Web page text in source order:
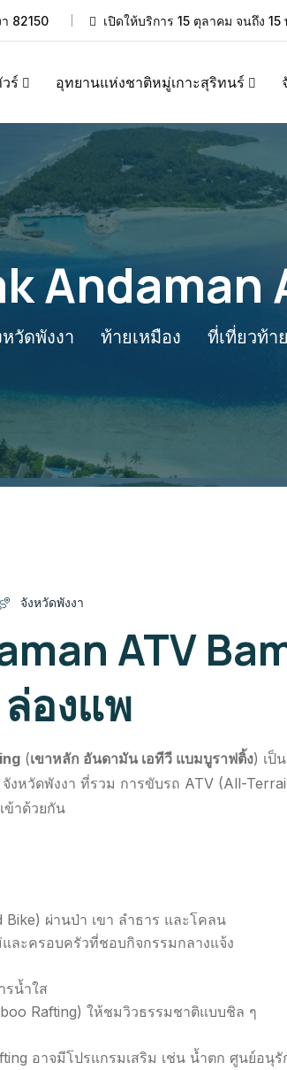
82150 เปิดให้บริการ 15 ตุลาคม จนถึง
ร์ อุทยานแห่งชาติหมู่เกาะสุริทนร์
Andaman
หวัดพังงา ท้ายเหมือง ที่เที่ยวท้า
จังหวัดพังงา
ATV
องแพ
(เขาหลัก อันดามัน เอทีวี แบมบูราฟติ้ง) เป็
งหวัดพังงา ที่รวม การขับรถ ATV (All-
ข้าด้วยกัน
ผ่านป่า เขา ลำธาร และโคลน
ละครอบครัวที่ชอบกิจกรรมกลางแจ้ง
รน้ำใส
Rafting) ให้ชมวิวธรรมชาติแบบชิล ๆ
อาจมีโปรแกรมเสริม เช่น น้ำตก ศูนย์อนุรั